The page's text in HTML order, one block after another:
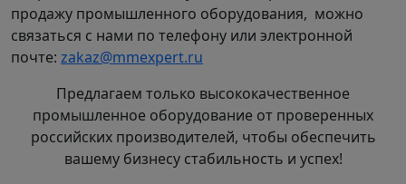
продажу промышленного оборудования, можно
связаться с нами по телефону или электронной
почте: zakaz@mmexpert.ru
Предлагаем только высококачественное
промышленное оборудование от проверенных
российских производителей, чтобы обеспечить
вашему бизнесу стабильность и успех!